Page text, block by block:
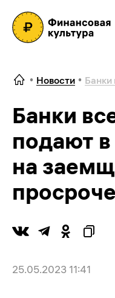
Новости Банки
Банки
подают в
на
25.05.2023 11:41